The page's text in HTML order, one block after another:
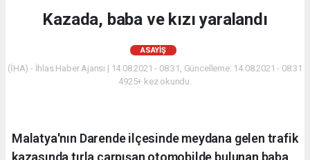
Kazada, baba ve kızı yaralandı
ASAYIŞ
(İHA) - İhlas Haber Ajansı | 14.08.2021 - 08:31, Güncelleme: 14.08.2021 - 08:31
4925+ kez okundu.
Malatya'nın Darende ilçesinde meydana gelen trafik
kazasında tırla çarpışan otomobilde bulunan baba